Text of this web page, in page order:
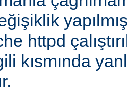
httpd
kısmında